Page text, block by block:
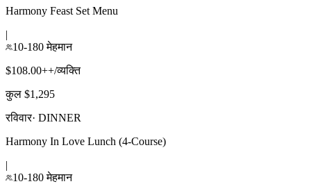
Harmony Feast Set Menu
|
10-180 मेहमान
$108.00++/व्यक्ति
कुल $1,295
रविवार· DINNER
Harmony In Love Lunch (4-Course)
|
10-180 मेहमान